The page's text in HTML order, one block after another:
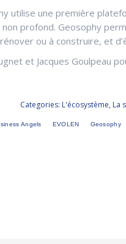
utilise une première
profond. Geosophy
ou à construire, et
et Jacques Goulpeau
Categories: L'écosystème, La
Angels EVOLEN Geosophy